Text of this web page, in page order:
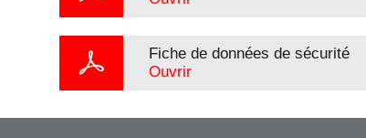
Fiche de données de sécurité
Ouvrir